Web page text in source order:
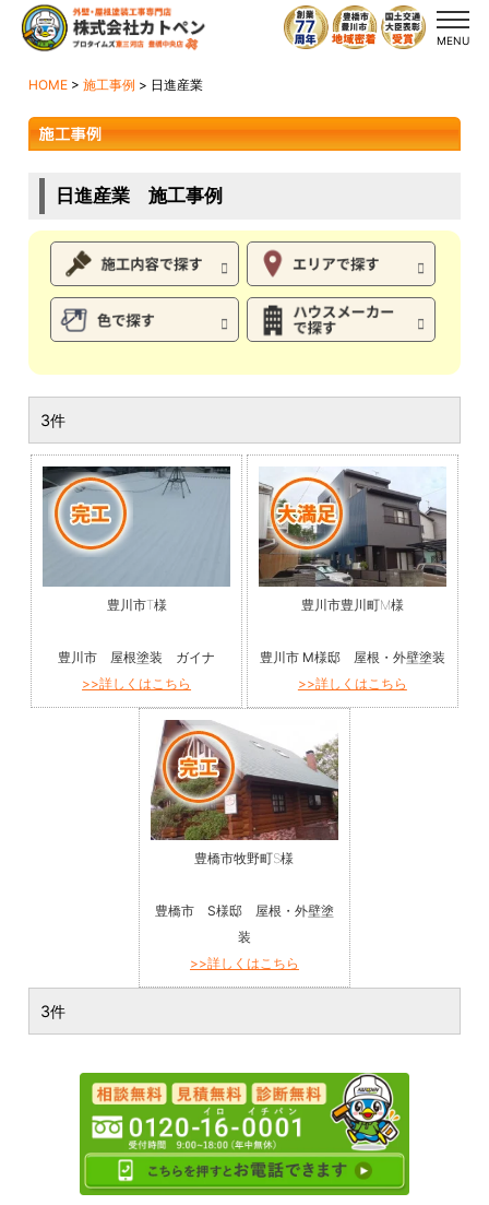
MENU
HOME >施工事例 > 日進産業
日進産業 施工事例
3件
豊川市T様
豊川市 屋根塗装 ガイナ
>>詳しくはこちら
豊川市豊川町M様
豊川市 M様邸 屋根・外壁塗装
>>詳しくはこちら
豊橋市牧野町S様
豊橋市 S様邸 屋根・外壁塗
装
>>詳しくはこちら
3件